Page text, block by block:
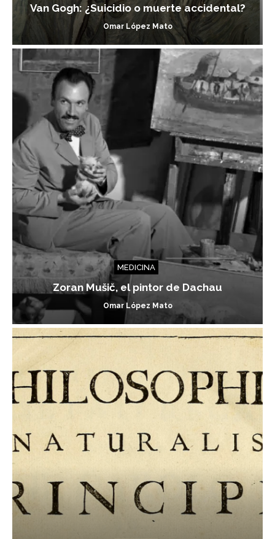
Van Gogh: ¿Suicidio o muerte accidental?
Omar López Mato
MEDICINA
Zoran Mušič, el pintor de Dachau
Omar López Mato